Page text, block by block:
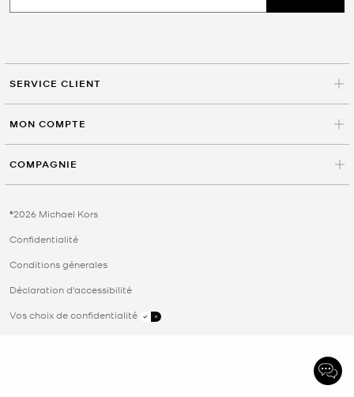
SERVICE CLIENT
MON COMPTE
COMPAGNIE
©2026 Michael Kors
Confidentialité
Conditions génerales
Déclaration d'accessibilité
Vos choix de confidentialité